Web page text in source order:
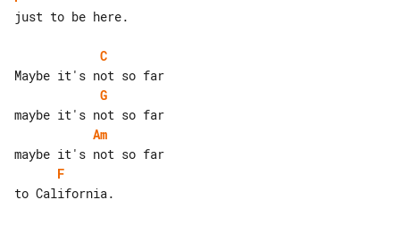
just to be here.
C
G
Am
F
to California.